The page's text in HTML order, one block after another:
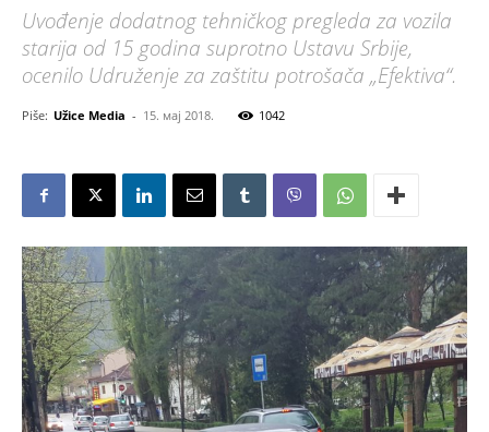
Uvođenje dodatnog tehničkog pregleda za vozila
starija od 15 godina suprotno Ustavu Srbije,
ocenilo Udruženje za zaštitu potrošača „Efektiva“.
Piše: Užice Media - 15. мај 2018. 1042